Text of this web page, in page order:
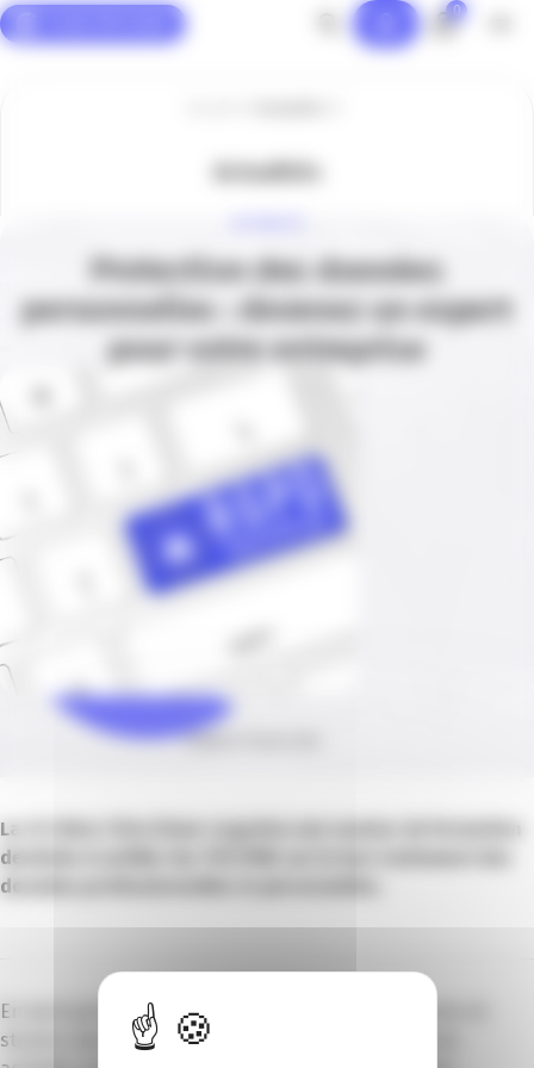
0
Actualités
Protection des données
personnelles : devenez un expert
pour votre entreprise
Publié le 10 juin 2022
La CCI Nice Côte d’Azur organise une session de formation
destinée à outiller les TPE/PME sur le bon traitement des
données professionnelles et personnelles.
En tant qu’entreprises, vous êtes amenées à collecter et
stocker une variété de données dans le cadre de vos
Panneau de gestion des cookies